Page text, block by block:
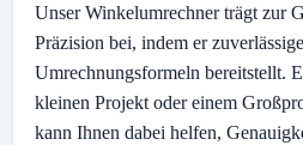
Unser Winkelumrechner trägt zur
Präzision bei, indem er
Umrechnungsformeln bereitstellt.
kleinen Projekt oder einem
kann Ihnen dabei helfen,